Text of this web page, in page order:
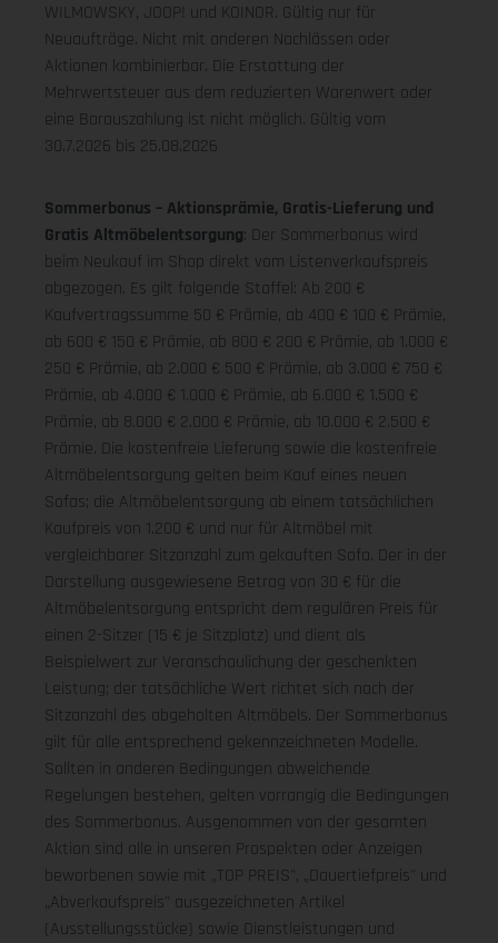
WILMOWSKY, JOOP! und KOINOR. Gültig nur für
Neuaufträge. Nicht mit anderen Nachlässen oder
Aktionen kombinierbar. Die Erstattung der
Mehrwertsteuer aus dem reduzierten Warenwert oder
eine Barauszahlung ist nicht möglich. Gültig vom
30.7.2026 bis 25.08.2026
Sommerbonus – Aktionsprämie, Gratis-Lieferung und
Gratis Altmöbelentsorgung: Der Sommerbonus wird
beim Neukauf im Shop direkt vom Listenverkaufspreis
abgezogen. Es gilt folgende Staffel: Ab 200 €
Kaufvertragssumme 50 € Prämie, ab 400 € 100 € Prämie,
ab 600 € 150 € Prämie, ab 800 € 200 € Prämie, ab 1.000 €
250 € Prämie, ab 2.000 € 500 € Prämie, ab 3.000 € 750 €
Prämie, ab 4.000 € 1.000 € Prämie, ab 6.000 € 1.500 €
Prämie, ab 8.000 € 2.000 € Prämie, ab 10.000 € 2.500 €
Prämie. Die kostenfreie Lieferung sowie die kostenfreie
Altmöbelentsorgung gelten beim Kauf eines neuen
Sofas; die Altmöbelentsorgung ab einem tatsächlichen
Kaufpreis von 1.200 € und nur für Altmöbel mit
vergleichbarer Sitzanzahl zum gekauften Sofa. Der in der
Darstellung ausgewiesene Betrag von 30 € für die
Altmöbelentsorgung entspricht dem regulären Preis für
einen 2-Sitzer (15 € je Sitzplatz) und dient als
Beispielwert zur Veranschaulichung der geschenkten
Leistung; der tatsächliche Wert richtet sich nach der
Sitzanzahl des abgeholten Altmöbels. Der Sommerbonus
gilt für alle entsprechend gekennzeichneten Modelle.
Sollten in anderen Bedingungen abweichende
Regelungen bestehen, gelten vorrangig die Bedingungen
des Sommerbonus. Ausgenommen von der gesamten
Aktion sind alle in unseren Prospekten oder Anzeigen
beworbenen sowie mit „TOP PREIS", „Dauertiefpreis" und
„Abverkaufspreis" ausgezeichneten Artikel
(Ausstellungsstücke) sowie Dienstleistungen und